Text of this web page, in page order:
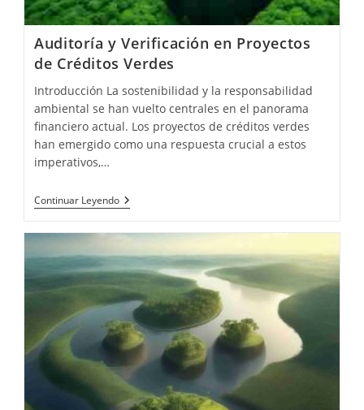
Auditoría y Verificación en Proyectos
de Créditos Verdes
Introducción La sostenibilidad y la responsabilidad
ambiental se han vuelto centrales en el panorama
financiero actual. Los proyectos de créditos verdes
han emergido como una respuesta crucial a estos
imperativos,…
Continuar LeyendoAuditoría
Y
En
Proyectos
Créditos
Verdes